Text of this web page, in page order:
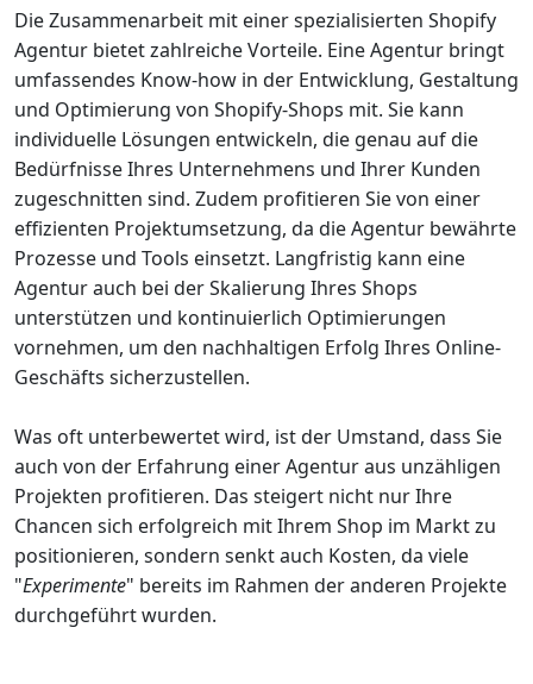
Die Zusammenarbeit mit einer spezialisierten Shopify
Agentur bietet zahlreiche Vorteile. Eine Agentur bringt
umfassendes Know-how in der Entwicklung, Gestaltung
und Optimierung von Shopify-Shops mit. Sie kann
individuelle Lösungen entwickeln, die genau auf die
Bedürfnisse Ihres Unternehmens und Ihrer Kunden
zugeschnitten sind. Zudem profitieren Sie von einer
effizienten Projektumsetzung, da die Agentur bewährte
Prozesse und Tools einsetzt. Langfristig kann eine
Agentur auch bei der Skalierung Ihres Shops
unterstützen und kontinuierlich Optimierungen
vornehmen, um den nachhaltigen Erfolg Ihres Online-
Geschäfts sicherzustellen.
Was oft unterbewertet wird, ist der Umstand, dass Sie
auch von der Erfahrung einer Agentur aus unzähligen
Projekten profitieren. Das steigert nicht nur Ihre
Chancen sich erfolgreich mit Ihrem Shop im Markt zu
positionieren, sondern senkt auch Kosten, da viele
"Experimente" bereits im Rahmen der anderen Projekte
durchgeführt wurden.